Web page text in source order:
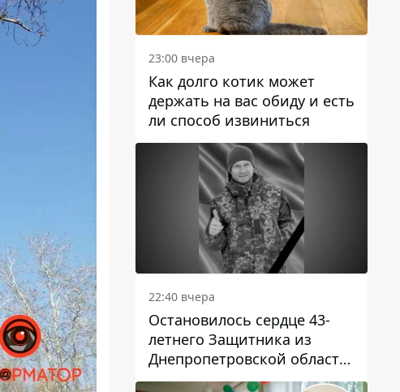
23:00 вчера
Как долго котик может
держать на вас обиду и есть
ли способ извиниться
22:40 вчера
Остановилось сердце 43-
летнего Защитника из
Днепропетровской области
Евгения Зинченко